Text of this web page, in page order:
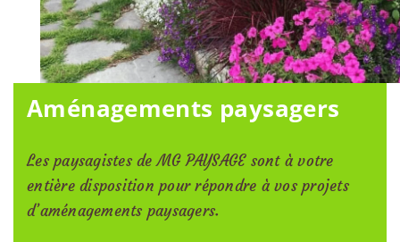
Aménagements paysagers
Les paysagistes de MG PAYSAGE sont à votre
entière disposition pour répondre à vos projets
d’aménagements paysagers.